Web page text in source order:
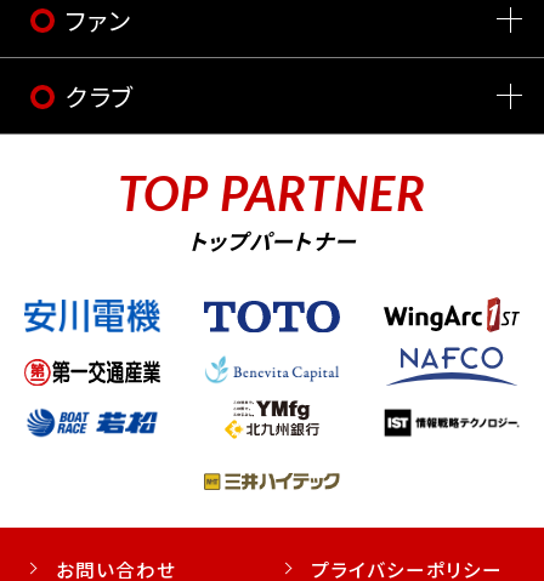
ファン
クラブ
TOP PARTNER
トップパートナー
お問い合わせ プライバシーポリシー